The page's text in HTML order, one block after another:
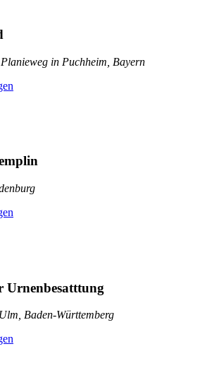
in Puchheim, Bayern
Urnenbesatttung
Baden-Württemberg